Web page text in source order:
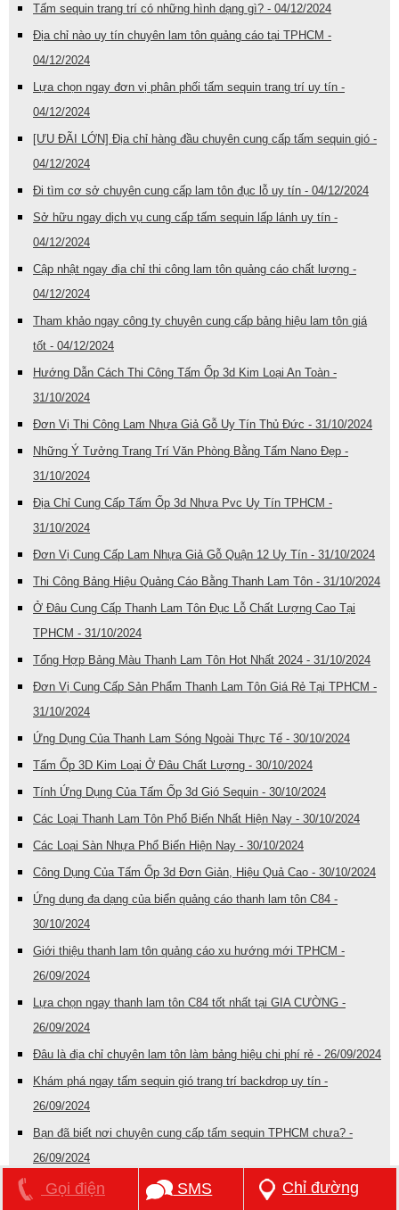
Tấm sequin trang trí có những hình dạng gì? - 04/12/2024
Địa chỉ nào uy tín chuyên lam tôn quảng cáo tại TPHCM -
04/12/2024
Lựa chọn ngay đơn vị phân phối tấm sequin trang trí uy tín -
04/12/2024
[ƯU ĐÃI LỚN] Địa chỉ hàng đầu chuyên cung cấp tấm sequin gió -
04/12/2024
Đi tìm cơ sở chuyên cung cấp lam tôn đục lỗ uy tín - 04/12/2024
Sở hữu ngay dịch vụ cung cấp tấm sequin lấp lánh uy tín -
04/12/2024
Cập nhật ngay địa chỉ thi công lam tôn quảng cáo chất lượng -
04/12/2024
Tham khảo ngay công ty chuyên cung cấp bảng hiệu lam tôn giá
tốt - 04/12/2024
Hướng Dẫn Cách Thi Công Tấm Ốp 3d Kim Loại An Toàn -
31/10/2024
Đơn Vị Thi Công Lam Nhựa Giả Gỗ Uy Tín Thủ Đức - 31/10/2024
Những Ý Tưởng Trang Trí Văn Phòng Bằng Tấm Nano Đẹp -
31/10/2024
Địa Chỉ Cung Cấp Tấm Ốp 3d Nhựa Pvc Uy Tín TPHCM -
31/10/2024
Đơn Vị Cung Cấp Lam Nhựa Giả Gỗ Quận 12 Uy Tín - 31/10/2024
Thi Công Bảng Hiệu Quảng Cáo Bằng Thanh Lam Tôn - 31/10/2024
Ở Đâu Cung Cấp Thanh Lam Tôn Đục Lỗ Chất Lượng Cao Tại
TPHCM - 31/10/2024
Tổng Hợp Bảng Màu Thanh Lam Tôn Hot Nhất 2024 - 31/10/2024
Đơn Vị Cung Cấp Sản Phẩm Thanh Lam Tôn Giá Rẻ Tại TPHCM -
31/10/2024
Ứng Dụng Của Thanh Lam Sóng Ngoài Thực Tế - 30/10/2024
Tấm Ốp 3D Kim Loại Ở Đâu Chất Lượng - 30/10/2024
Tính Ứng Dụng Của Tấm Ốp 3d Gió Sequin - 30/10/2024
Các Loại Thanh Lam Tôn Phổ Biến Nhất Hiện Nay - 30/10/2024
Các Loại Sàn Nhựa Phổ Biến Hiện Nay - 30/10/2024
Công Dụng Của Tấm Ốp 3d Đơn Giản, Hiệu Quả Cao - 30/10/2024
Ứng dụng đa dạng của biển quảng cáo thanh lam tôn C84 -
30/10/2024
Giới thiệu thanh lam tôn quảng cáo xu hướng mới TPHCM -
26/09/2024
Lựa chọn ngay thanh lam tôn C84 tốt nhất tại GIA CƯỜNG -
26/09/2024
Đâu là địa chỉ chuyên lam tôn làm bảng hiệu chi phí rẻ - 26/09/2024
Khám phá ngay tấm sequin gió trang trí backdrop uy tín -
26/09/2024
Bạn đã biết nơi chuyên cung cấp tấm sequin TPHCM chưa? -
26/09/2024
Điểm danh ngay tấm ốp 3D kim loại làm bảng hiệu spa giá rẻ -
Gọi điện SMS Chỉ đường